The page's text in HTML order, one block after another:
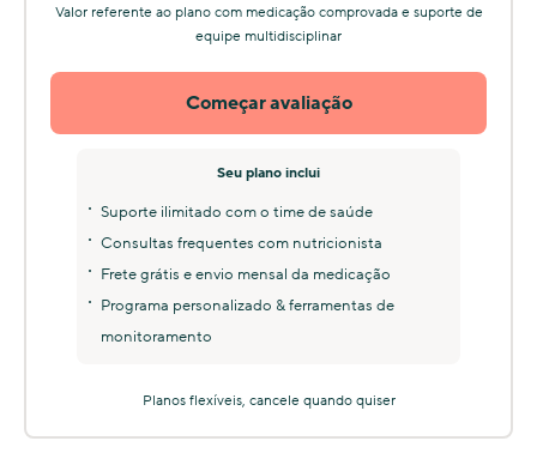
Valor referente ao plano com medicação comprovada e suporte de
equipe multidisciplinar
Começar avaliação
Seu plano inclui
Suporte ilimitado com o time de saúde
Consultas frequentes com nutricionista
Frete grátis e envio mensal da medicação
Programa personalizado & ferramentas de
monitoramento
Planos flexíveis, cancele quando quiser